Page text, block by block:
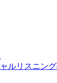
ルリスニン